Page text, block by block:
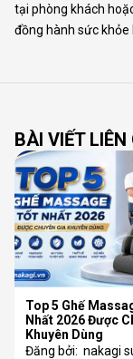
tại phòng khách
đồng hành sức
BÀI VIẾT LIÊN
Top 5 Ghế
Nhất 2026 Được
Khuyên Dùng
Đăng bởi: nakagi